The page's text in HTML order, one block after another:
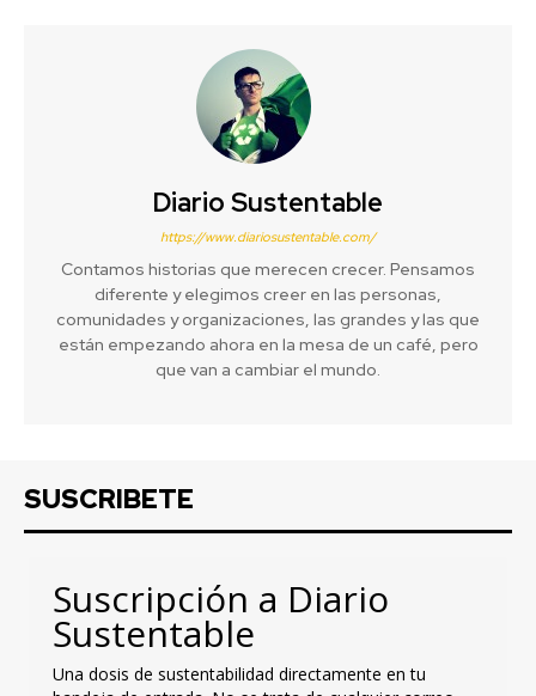
Diario Sustentable
https://www.diariosustentable.com/
Contamos historias que merecen crecer. Pensamos
diferente y elegimos creer en las personas,
comunidades y organizaciones, las grandes y las que
están empezando ahora en la mesa de un café, pero
que van a cambiar el mundo.
SUSCRIBETE
Suscripción a Diario
Sustentable
Una dosis de sustentabilidad directamente en tu